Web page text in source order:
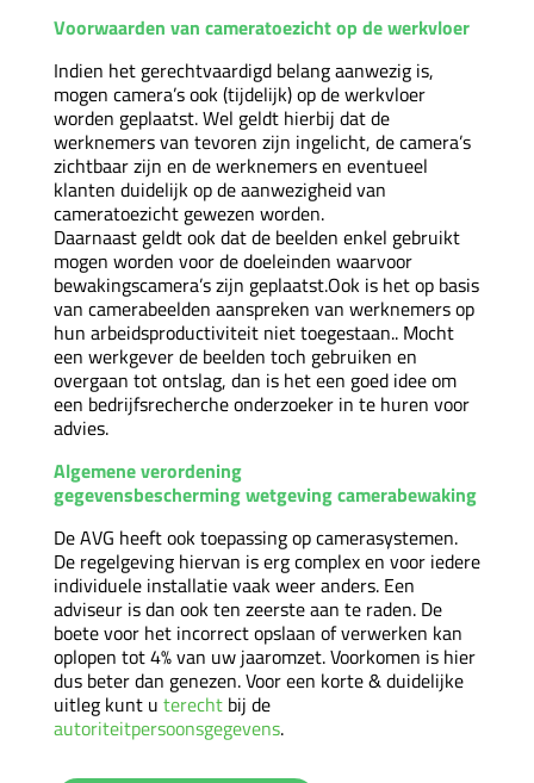
Voorwaarden van cameratoezicht op de werkvloer
Indien het gerechtvaardigd belang aanwezig is,
mogen camera’s ook (tijdelijk) op de werkvloer
worden geplaatst. Wel geldt hierbij dat de
werknemers van tevoren zijn ingelicht, de camera’s
zichtbaar zijn en de werknemers en eventueel
klanten duidelijk op de aanwezigheid van
cameratoezicht gewezen worden.
Daarnaast geldt ook dat de beelden enkel gebruikt
mogen worden voor de doeleinden waarvoor
bewakingscamera’s zijn geplaatst.Ook is het op basis
van camerabeelden aanspreken van werknemers op
hun arbeidsproductiviteit niet toegestaan.. Mocht
een werkgever de beelden toch gebruiken en
overgaan tot ontslag, dan is het een goed idee om
een bedrijfsrecherche onderzoeker in te huren voor
advies.
Algemene verordening
gegevensbescherming wetgeving camerabewaking
De AVG heeft ook toepassing op camerasystemen.
De regelgeving hiervan is erg complex en voor iedere
individuele installatie vaak weer anders. Een
adviseur is dan ook ten zeerste aan te raden. De
boete voor het incorrect opslaan of verwerken kan
oplopen tot 4% van uw jaaromzet. Voorkomen is hier
dus beter dan genezen. Voor een korte & duidelijke
uitleg kunt u terechtbij de
autoriteitpersoonsgegevens.